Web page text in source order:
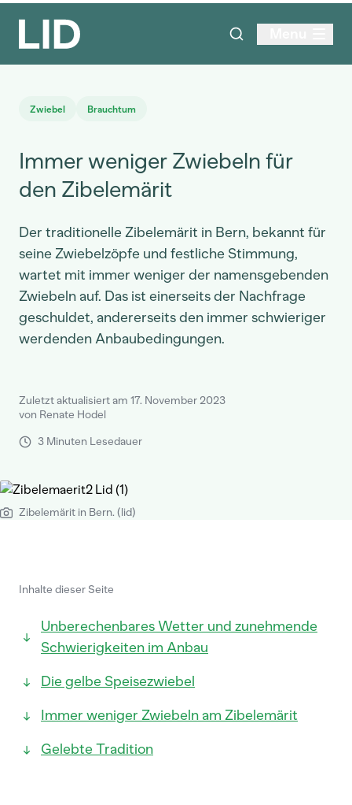
Zwiebel Brauchtum
Immer weniger Zwiebeln für
den Zibelemärit
Der traditionelle Zibelemärit in Bern, bekannt für
seine Zwiebelzöpfe und festliche Stimmung,
wartet mit immer weniger der namensgebenden
Zwiebeln auf. Das ist einerseits der Nachfrage
geschuldet, andererseits den immer schwieriger
werdenden Anbaubedingungen.
Zuletzt aktualisiert am 17. November 2023
von Renate Hodel
3 Minuten Lesedauer
Zibelemärit in Bern. (lid)
Inhalte dieser Seite
Unberechenbares Wetter und zunehmende
Schwierigkeiten im Anbau
Die gelbe Speisezwiebel
Immer weniger Zwiebeln am Zibelemärit
Gelebte Tradition